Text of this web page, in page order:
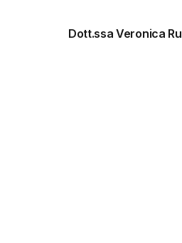
Dott.ssa Veronica